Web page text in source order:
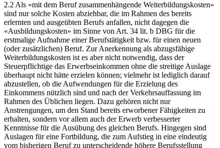
2.2 Als «mit dem Beruf zusammenhängende Weiterbildungskosten»
sind nur solche Kosten abziehbar, die im Rahmen des bereits
erlernten und ausgeübten Berufs anfallen, nicht dagegen die
«Ausbildungskosten» im Sinne von Art. 34 lit. b DBG für die
erstmalige Aufnahme einer Berufstätigkeit bzw. für einen neuen
(oder zusätzlichen) Beruf. Zur Anerkennung als abzugsfähige
Weiterbildungskosten ist es aber nicht notwendig, dass der
Steuerpflichtige das Erwerbseinkommen ohne die streitige Auslage
überhaupt nicht hätte erzielen können; vielmehr ist lediglich darauf
abzustellen, ob die Aufwendungen für die Erzielung des
Einkommens nützlich sind und nach der Verkehrsauffassung im
Rahmen des Üblichen liegen. Dazu gehören nicht nur
Anstrengungen, um den Stand bereits erworbener Fähigkeiten zu
erhalten, sondern vor allem auch der Erwerb verbesserter
Kenntnisse für die Ausübung des gleichen Berufs. Hingegen sind
Auslagen für eine Fortbildung, die zum Aufstieg in eine eindeutig
vom bisherigen Beruf zu unterscheidende höhere Berufsstellung